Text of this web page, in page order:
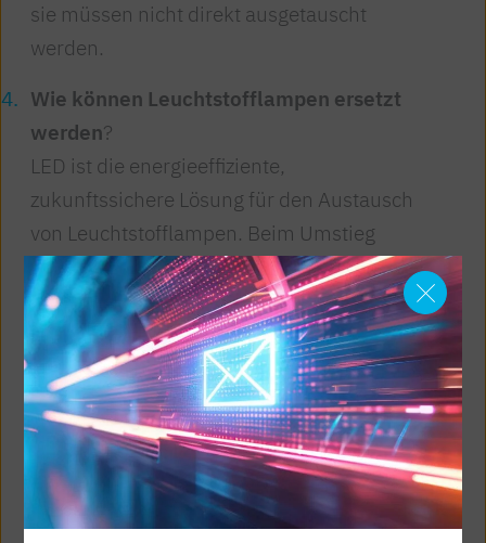
sie müssen nicht direkt ausgetauscht
werden.
Wie können Leuchtstofflampen ersetzt
werden?
LED ist die energieeffiziente,
zukunftssichere Lösung für den Austausch
von Leuchtstofflampen. Beim Umstieg
können nur die Lampe oder die gesamte
Leuchte ausgetauscht werden. Das ist auf 4
Arten möglich: